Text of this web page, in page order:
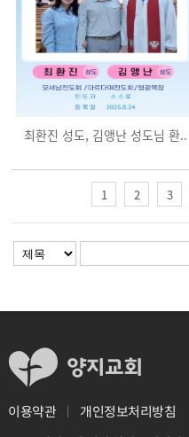
최환진 성도, 김앵난 성도님 환..
1 2 3
이용약관 개인정보처리방침